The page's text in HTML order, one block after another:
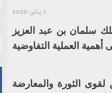
1 يناير، 2020
سلمان بن عبد العزيز
العملية التفاوضية
الثورة والمعارضة